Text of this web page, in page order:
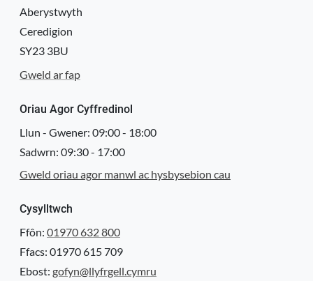
Aberystwyth
Ceredigion
SY23 3BU
Gweld ar fap
Oriau Agor Cyffredinol
Llun - Gwener: 09:00- 18:00
Sadwrn: 09:30- 17:00
Gweld oriau agor manwl ac hysbysebion cau
Cysylltwch
Ffôn: 01970 632 800
Ffacs: 01970 615 709
Ebost: gofyn@llyfrgell.cymru